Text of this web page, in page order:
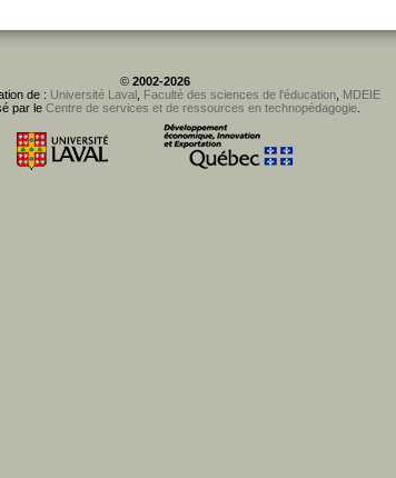
© 2002-2026
de : Université Laval, Faculté des sciences de l'éducation, MDEIE
par le Centre de services et de ressources en technopédagogie.